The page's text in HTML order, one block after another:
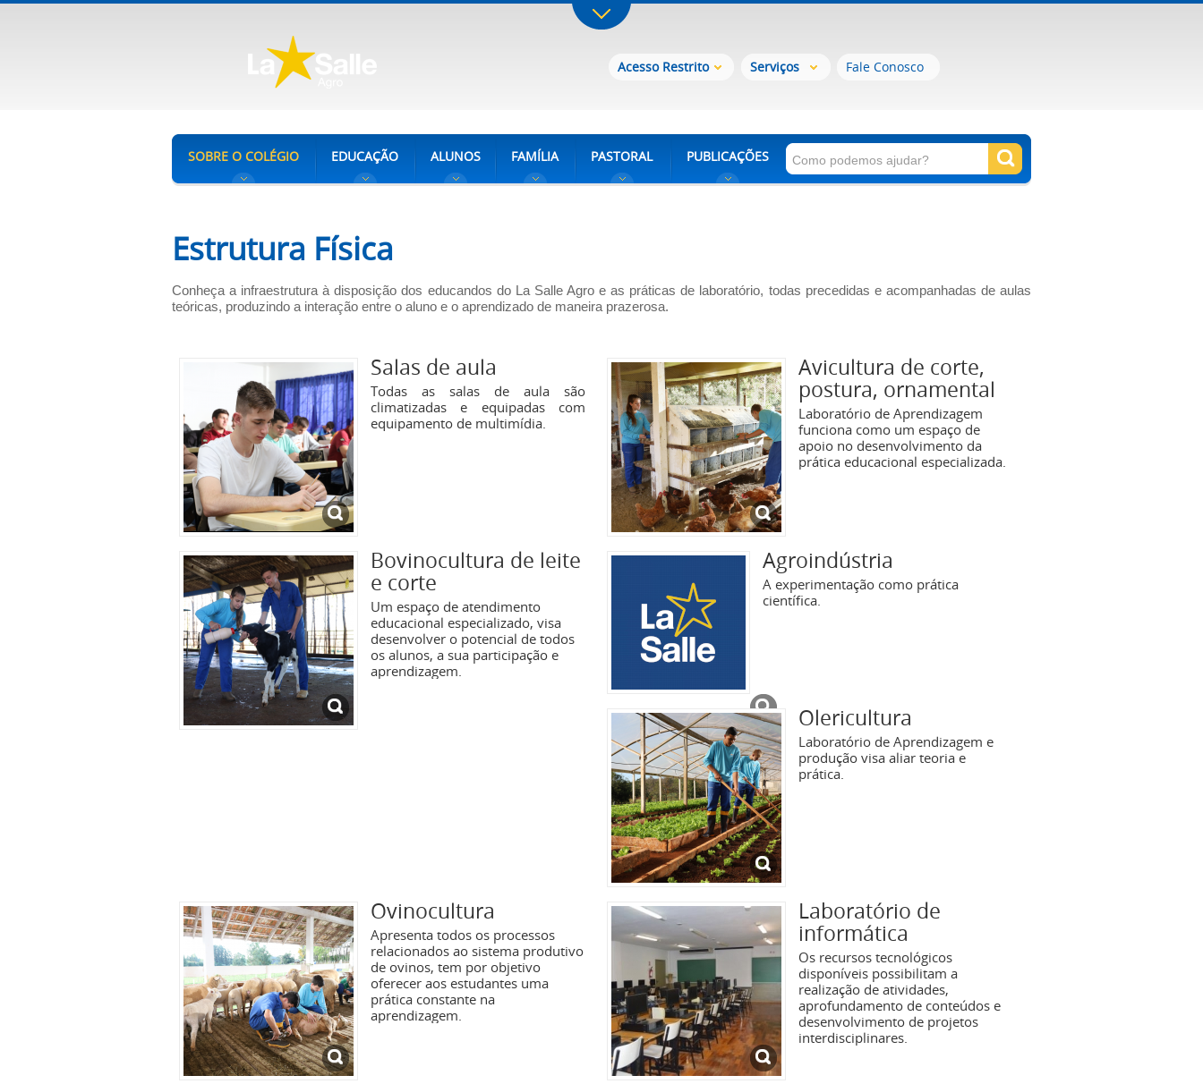
Acesso Restrito Serviços Fale Conosco
SOBRE O COLÉGIO EDUCAÇÃO ALUNOS FAMÍLIA PASTORAL PUBLICAÇÕES
Estrutura Física
Conheça a infraestrutura à disposição dos educandos do La Salle Agro e as práticas de laboratório, todas precedidas e acompanhadas de aulas
teóricas, produzindo a interação entre o aluno e o aprendizado de maneira prazerosa.
Salas de aula
Todas as salas de aula são
climatizadas e equipadas com
equipamento de multimídia.
Avicultura de corte,
postura, ornamental
Laboratório de Aprendizagem
funciona como um espaço de
apoio no desenvolvimento da
prática educacional especializada.
Bovinocultura de leite
e corte
Um espaço de atendimento
educacional especializado, visa
desenvolver o potencial de todos
os alunos, a sua participação e
aprendizagem.
Agroindústria
A experimentação como prática
científica.
Olericultura
Laboratório de Aprendizagem e
produção visa aliar teoria e
prática.
Ovinocultura
Apresenta todos os processos
relacionados ao sistema produtivo
de ovinos, tem por objetivo
oferecer aos estudantes uma
prática constante na
aprendizagem.
Laboratório de
informática
Os recursos tecnológicos
disponíveis possibilitam a
realização de atividades,
aprofundamento de conteúdos e
desenvolvimento de projetos
interdisciplinares.